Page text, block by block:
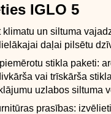
IGLO 5
klimatu un siltuma
daļai pilsētu
stikla paketi:
vai trīskārša
uzlabos siltuma
prasības: